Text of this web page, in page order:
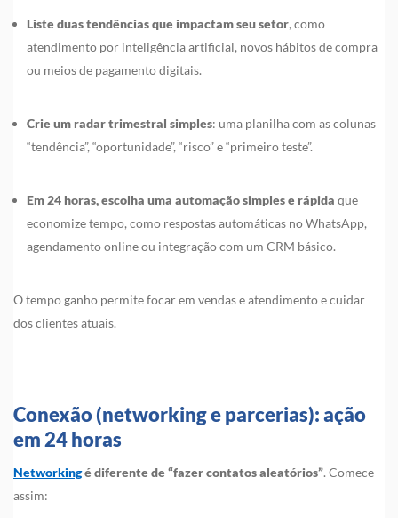
Liste duas tendências que impactam seu setor, como
atendimento por inteligência artificial, novos hábitos de compra
ou meios de pagamento digitais.
Crie um radar trimestral simples: uma planilha com as colunas
“tendência”, “oportunidade”, “risco” e “primeiro teste”.
Em 24 horas, escolha uma automação simples e rápida que
economize tempo, como respostas automáticas no WhatsApp,
agendamento online ou integração com um CRM básico.
O tempo ganho permite focar em vendas e atendimento e cuidar
dos clientes atuais.
Conexão (networking e parcerias): ação
em 24 horas
Networkingé diferente de “fazer contatos aleatórios”. Comece
assim: